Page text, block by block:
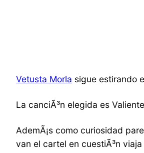
Vetusta Morla sigue estirando
La canciÃ³n elegida es
AdemÃ¡s como curiosidad
van el cartel en cuestiÃ³n